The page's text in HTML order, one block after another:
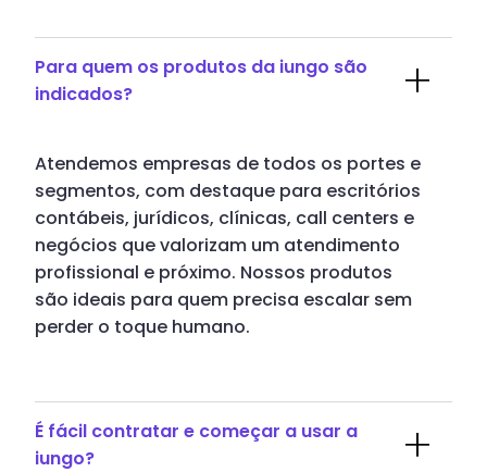
Para quem os produtos da iungo são
indicados?
Atendemos empresas de todos os portes e
segmentos, com destaque para escritórios
contábeis, jurídicos, clínicas, call centers e
negócios que valorizam um atendimento
profissional e próximo. Nossos produtos
são ideais para quem precisa escalar sem
perder o toque humano.
É fácil contratar e começar a usar a
iungo?